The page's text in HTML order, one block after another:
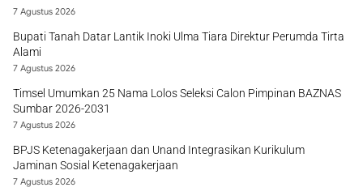
7 Agustus 2026
Bupati Tanah Datar Lantik Inoki Ulma Tiara Direktur Perumda Tirta
Alami
7 Agustus 2026
Timsel Umumkan 25 Nama Lolos Seleksi Calon Pimpinan BAZNAS
Sumbar 2026-2031
7 Agustus 2026
BPJS Ketenagakerjaan dan Unand Integrasikan Kurikulum
Jaminan Sosial Ketenagakerjaan
7 Agustus 2026